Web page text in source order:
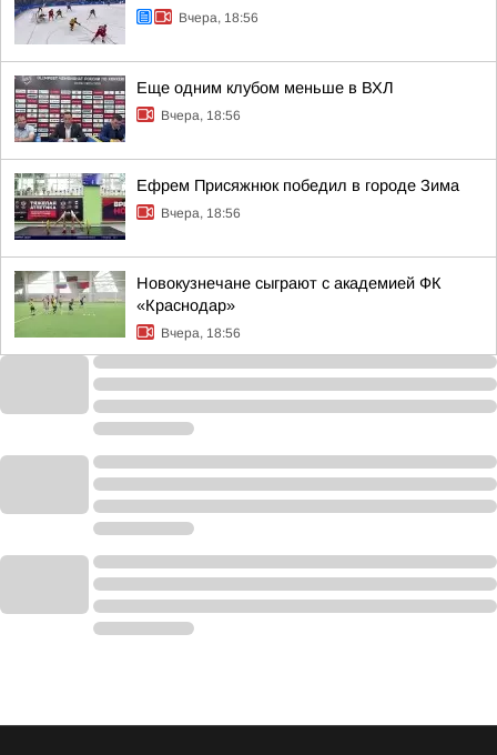
Вчера, 18:56
Еще одним клубом меньше в ВХЛ
Вчера, 18:56
Ефрем Присяжнюк победил в городе Зима
Вчера, 18:56
Новокузнечане сыграют с академией ФК
«Краснодар»
Вчера, 18:56